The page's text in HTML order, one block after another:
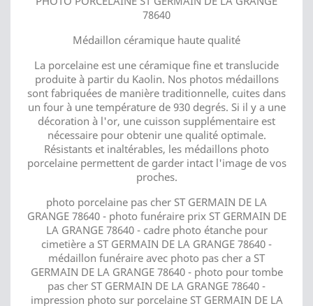
78640
Médaillon céramique haute qualité
La porcelaine est une céramique fine et translucide
produite à partir du Kaolin. Nos photos médaillons
sont fabriquées de manière traditionnelle, cuites dans
un four à une température de 930 degrés. Si il y a une
décoration à l'or, une cuisson supplémentaire est
nécessaire pour obtenir une qualité optimale.
Résistants et inaltérables, les médaillons photo
porcelaine permettent de garder intact l'image de vos
proches.
photo porcelaine pas cher ST GERMAIN DE LA
GRANGE 78640 - photo funéraire prix ST GERMAIN DE
LA GRANGE 78640 - cadre photo étanche pour
cimetière a ST GERMAIN DE LA GRANGE 78640 -
médaillon funéraire avec photo pas cher a ST
GERMAIN DE LA GRANGE 78640 - photo pour tombe
pas cher ST GERMAIN DE LA GRANGE 78640 -
impression photo sur porcelaine ST GERMAIN DE LA